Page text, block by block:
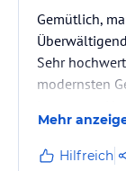
Gemütlich,
Sehr
modernsten
Auge.
Mehr
Hilfreich